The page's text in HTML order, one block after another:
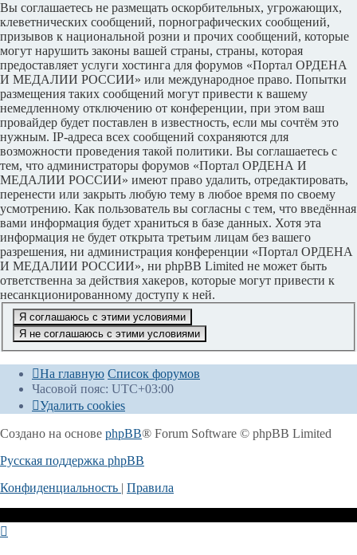
Вы соглашаетесь не размещать оскорбительных, угрожающих,
клеветнических сообщений, порнографических сообщений,
призывов к национальной розни и прочих сообщений, которые
могут нарушить законы вашей страны, страны, которая
предоставляет услуги хостинга для форумов «Портал ОРДЕНА
И МЕДАЛИИ РОССИИ» или международное право. Попытки
размещения таких сообщений могут привести к вашему
немедленному отключению от конференции, при этом ваш
провайдер будет поставлен в известность, если мы сочтём это
нужным. IP-адреса всех сообщений сохраняются для
возможности проведения такой политики. Вы соглашаетесь с
тем, что администраторы форумов «Портал ОРДЕНА И
МЕДАЛИИ РОССИИ» имеют право удалить, отредактировать,
перенести или закрыть любую тему в любое время по своему
усмотрению. Как пользователь вы согласны с тем, что введённая
вами информация будет храниться в базе данных. Хотя эта
информация не будет открыта третьим лицам без вашего
разрешения, ни администрация конференции «Портал ОРДЕНА
И МЕДАЛИИ РОССИИ», ни phpBB Limited не может быть
ответственна за действия хакеров, которые могут привести к
несанкционированному доступу к ней.
На главную Список форумов
Часовой пояс: UTC+03:00
Удалить cookies
Создано на основе phpBB® Forum Software © phpBB Limited
Русская поддержка phpBB
Конфиденциальность | Правила